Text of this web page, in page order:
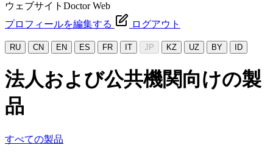
ウェブサイトDoctor Web
プロフィールを編集する
ログアウト
RU CN EN ES FR IT JP KZ UZ BY ID
法人および公共機関向けの製
品
すべての製品